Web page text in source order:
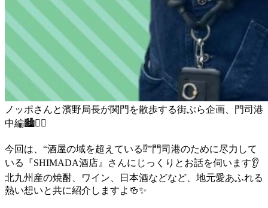
ノッポさんと濱野局長が関門を散歩する街ぶら企画、門司港
中編🏙️🚶‍♂️
今回は、“酒屋の域を超えている⁉”門司港のために尽力して
いる『SHIMADA酒店』さんにじっくりとお話を伺います👂
北九州産の焼酎、ワイン、日本酒などなど、地元愛あふれる
熱い想いと共に紹介しますよ 🍻✨